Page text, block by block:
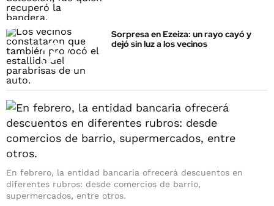
Sorpresa en Ezeiza: un rayo cayó y
dejó sin luz a los vecinos
En febrero, la entidad bancaria ofrecerá descuentos en
diferentes rubros: desde comercios de barrio,
supermercados, entre otros.